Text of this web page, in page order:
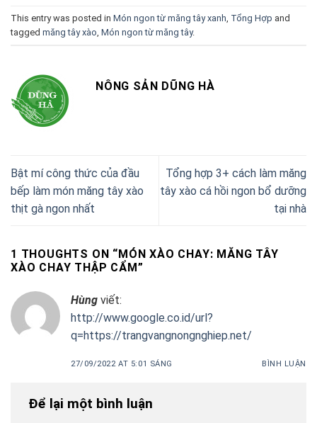
This entry was posted in Món ngon từ măng tây xanh Tổng Hợp and
tagged măng tây xào Món ngon từ măng tây.
NÔNG SẢN DŨNG HÀ
Bật mí công thức của đầu
bếp làm món măng tây xào
thịt gà ngon nhất
Tổng hợp 3+ cách làm măng
tây xào cá hồi ngon bổ dưỡng
tại nhà
1 THOUGHTS ON “MÓN XÀO CHAY: MĂNG TÂY
XÀO CHAY THẬP CẨM”
Hùng viết:
http://www.google.co.id/url?
q=https://trangvangnongnghiep.net/
27/09/2022 AT 5:01 SÁNG BÌNH LUẬN
Để lại một bình luận